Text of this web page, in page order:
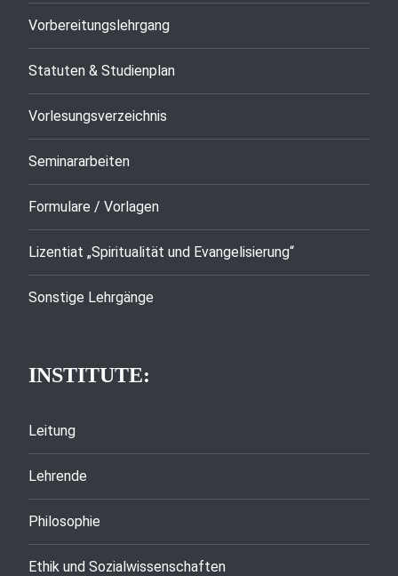
Vorbereitungslehrgang
Statuten & Studienplan
Vorlesungsverzeichnis
Seminararbeiten
Formulare / Vorlagen
Lizentiat „Spiritualität und Evangelisierung“
Sonstige Lehrgänge
INSTITUTE:
Leitung
Lehrende
Philosophie
Ethik und Sozialwissenschaften